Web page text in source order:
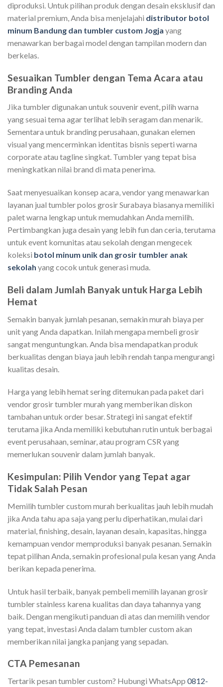
diproduksi. Untuk pilihan produk dengan desain eksklusif dan
material premium, Anda bisa menjelajahi distributor botol
minum Bandung dan tumbler custom Jogja yang
menawarkan berbagai model dengan tampilan modern dan
berkelas.
Sesuaikan Tumbler dengan Tema Acara atau
Branding Anda
Jika tumbler digunakan untuk souvenir event, pilih warna
yang sesuai tema agar terlihat lebih seragam dan menarik.
Sementara untuk branding perusahaan, gunakan elemen
visual yang mencerminkan identitas bisnis seperti warna
corporate atau tagline singkat. Tumbler yang tepat bisa
meningkatkan nilai brand di mata penerima.
Saat menyesuaikan konsep acara, vendor yang menawarkan
layanan jual tumbler polos grosir Surabaya biasanya memiliki
palet warna lengkap untuk memudahkan Anda memilih.
Pertimbangkan juga desain yang lebih fun dan ceria, terutama
untuk event komunitas atau sekolah dengan mengecek
koleksi botol minum unik dan grosir tumbler anak
sekolah yang cocok untuk generasi muda.
Beli dalam Jumlah Banyak untuk Harga Lebih
Hemat
Semakin banyak jumlah pesanan, semakin murah biaya per
unit yang Anda dapatkan. Inilah mengapa membeli grosir
sangat menguntungkan. Anda bisa mendapatkan produk
berkualitas dengan biaya jauh lebih rendah tanpa mengurangi
kualitas desain.
Harga yang lebih hemat sering ditemukan pada paket dari
vendor grosir tumbler murah yang memberikan diskon
tambahan untuk order besar. Strategi ini sangat efektif
terutama jika Anda memiliki kebutuhan rutin untuk berbagai
event perusahaan, seminar, atau program CSR yang
memerlukan souvenir dalam jumlah banyak.
Kesimpulan: Pilih Vendor yang Tepat agar
Tidak Salah Pesan
Memilih tumbler custom murah berkualitas jauh lebih mudah
jika Anda tahu apa saja yang perlu diperhatikan, mulai dari
material, finishing, desain, layanan desain, kapasitas, hingga
kemampuan vendor memproduksi banyak pesanan. Semakin
tepat pilihan Anda, semakin profesional pula kesan yang Anda
berikan kepada penerima.
Untuk hasil terbaik, banyak pembeli memilih layanan grosir
tumbler stainless karena kualitas dan daya tahannya yang
baik. Dengan mengikuti panduan di atas dan memilih vendor
yang tepat, investasi Anda dalam tumbler custom akan
memberikan nilai jangka panjang yang sepadan.
CTA Pemesanan
Tertarik pesan tumbler custom? Hubungi WhatsApp 0812-